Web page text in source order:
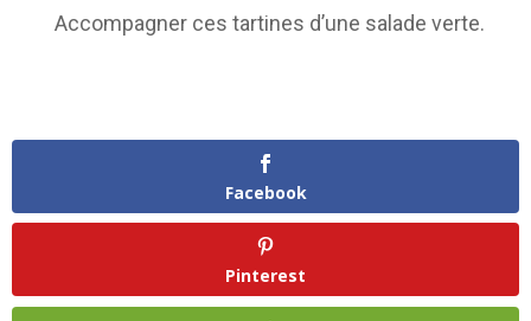
Accompagner ces tartines d’une salade verte.
Facebook
Pinterest